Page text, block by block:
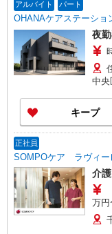
アルバイト パート
OHANAケアステーショ
夜
中央
キープ
正社員
SOMPOケア ラヴィー
介
万円〜 【実務者研修】 月給：
345万円〜 【初